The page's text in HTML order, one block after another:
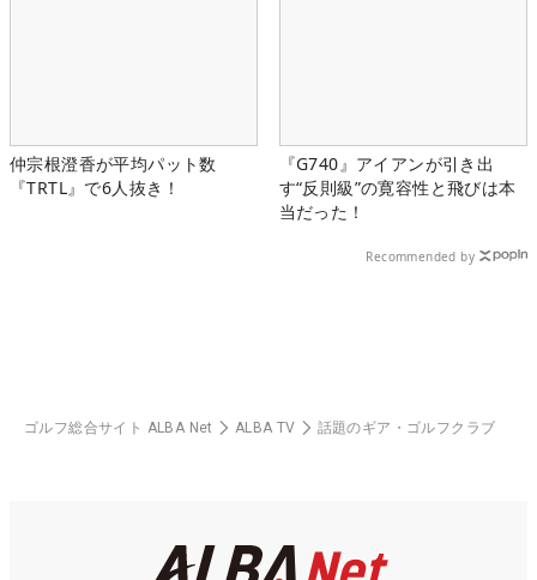
仲宗根澄香が平均パット数
『TRTL』で6人抜き！
『G740』アイアンが引き出
す“反則級”の寛容性と飛びは本
当だった！
Recommended by
ゴルフ総合サイト ALBA Net ALBA TV 話題のギア・ゴルフクラブ